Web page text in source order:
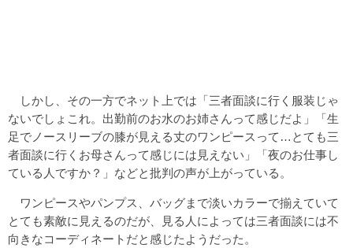
しかし、その一方でネット上では「三者面談に行く服装じゃ
ないでしょこれ。出勤前のお水のお姉さんって感じだよ」「生
足でノースリーブの膝が見える丈のワンピースって…とても三
者面談に行くお母さんって感じには見えない」「夜のお仕事し
ている人ですか？」などと批判の声が上がっている。
ワンピースやパンプス、バッグまで淡いカラーで揃えていて
とても素敵に見えるのだが、見る人によっては三者面談には不
向きなコーディネートだと感じたようだった。